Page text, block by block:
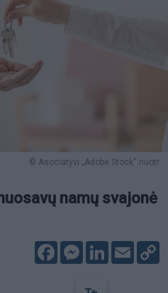
© Asociatyvi „Adobe Stock“ nuotr.
namų svajonė
FacebookMessenger
LinkedIn
Email